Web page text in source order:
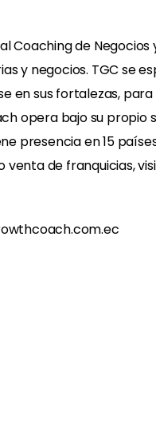
Coaching de Negocios
y negocios. TGC se
en sus fortalezas,
opera bajo su propio
presencia en 15
venta de franquicias,